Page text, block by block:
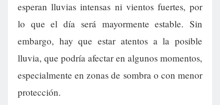
esperan lluvias intensas ni vientos fuertes, por
lo que el día será mayormente estable. Sin
embargo, hay que estar atentos a la posible
lluvia, que podría afectar en algunos momentos,
especialmente en zonas de sombra o con menor
protección.